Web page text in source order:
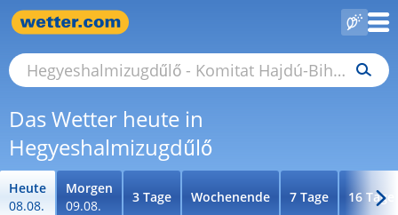
Das Wetter heute in
Hegyeshalmizugdűlő
Heute
08.08.
Morgen
09.08.
3 Tage Wochenende 7 Tage 16 Tage